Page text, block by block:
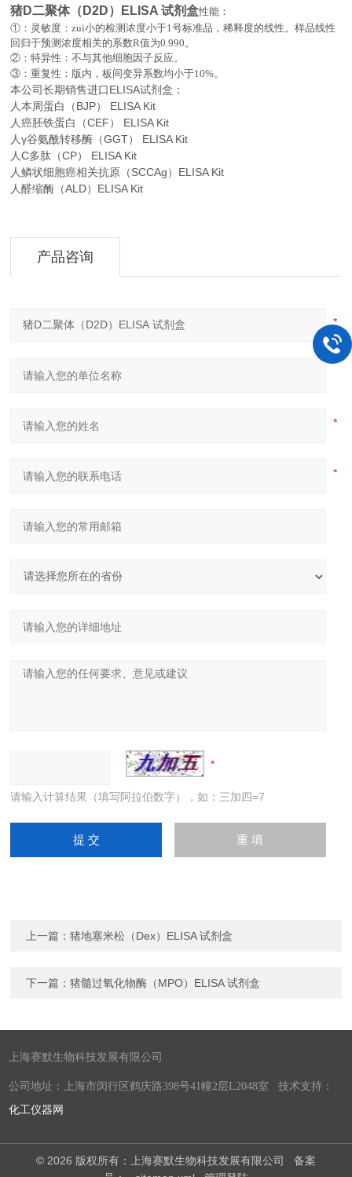
猪D二聚体（D2D）ELISA 试剂盒性能：
①：灵敏度：zui小的检测浓度小于1号标准品，稀释度的线性。样品线性
回归于预测浓度相关的系数R值为0.990。
②：特异性：不与其他细胞因子反应。
③：重复性：版内，板间变异系数均小于10%。
本公司长期销售进口ELISA试剂盒：
人本周蛋白（BJP） ELISA Kit
人癌胚铁蛋白（CEF） ELISA Kit
人γ谷氨酰转移酶（GGT） ELISA Kit
人C多肽（CP） ELISA Kit
人鳞状细胞癌相关抗原（SCCAg）ELISA Kit
人醛缩酶（ALD）ELISA Kit
产品咨询
请输入计算结果（填写阿拉伯数字），如：三加四=7
上一篇：猪地塞米松（Dex）ELISA 试剂盒
下一篇：猪髓过氧化物酶（MPO）ELISA 试剂盒
上海赛默生物科技发展有限公司
公司地址：上海市闵行区鹤庆路398号41幢2层L2048室 技术支持：
化工仪器网
© 2026 版权所有：上海赛默生物科技发展有限公司 备案